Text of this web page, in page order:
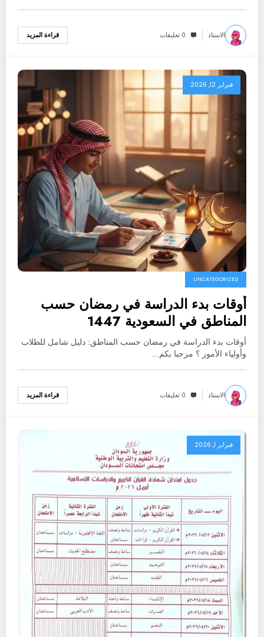
الاستاذ 0 تعليقات قراءة المزيد
فبراير 12, 2026
UNCATEGORIZED
أوقات بدء الدراسة في رمضان حسب
المناطق في السعودية 1447
أوقات بدء الدراسة في رمضان حسب المناطق: دليل شامل للطلاب
وأولياء الأمور ؟ مرحبا بكم…
الاستاذ 0 تعليقات قراءة المزيد
فبراير 1, 2026